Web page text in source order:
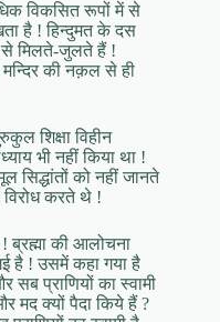
विकसित रूपों में से
है ! हिन्दुमत के दस
से मिलते-जुलते हैं !
मन्दिर की नक़ल से ही
शिक्षा विहीन
भी नहीं किया था !
को नहीं जानते
विरोध करते थे !
! ब्रह्मा की आलोचना
है ! उसमें कहा गया है
सब प्राणियों का स्वामी
मद क्यों पैदा किये हैं ?